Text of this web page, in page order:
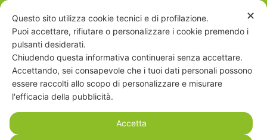
Salta
contenuto
Contattaci
Toggle
✕
Questo sito utilizza cookie tecnici e di profilazione.
Puoi accettare, rifiutare o personalizzare i cookie premendo i
pulsanti desiderati.
Chiudendo questa informativa continuerai senza accettare.
Accettando, sei consapevole che i tuoi dati personali possono
essere raccolti allo scopo di personalizzare e misurare
l'efficacia della pubblicità.
Accetta